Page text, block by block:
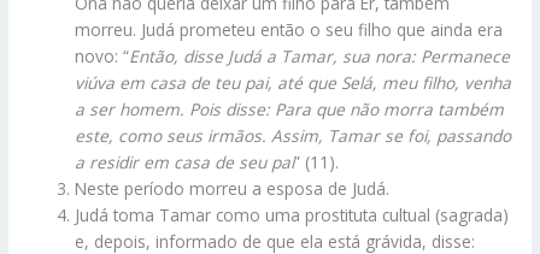
morreu. Judá prometeu então o seu filho que ainda era
novo: “Então, disse Judá a Tamar, sua nora: Permanece
viúva em casa de teu pai, até que Selá, meu filho, venha
a ser homem. Pois disse: Para que não morra também
este, como seus irmãos. Assim, Tamar se foi, passando
a residir em casa de seu pai” (11).
Neste período morreu a esposa de Judá.
Judá toma Tamar como uma prostituta cultual (sagrada)
e, depois, informado de que ela está grávida, disse: